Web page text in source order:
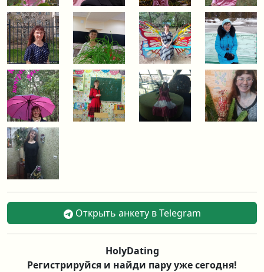
Открыть анкету в Telegram
HolyDating
Регистрируйся и найди пару уже сегодня!